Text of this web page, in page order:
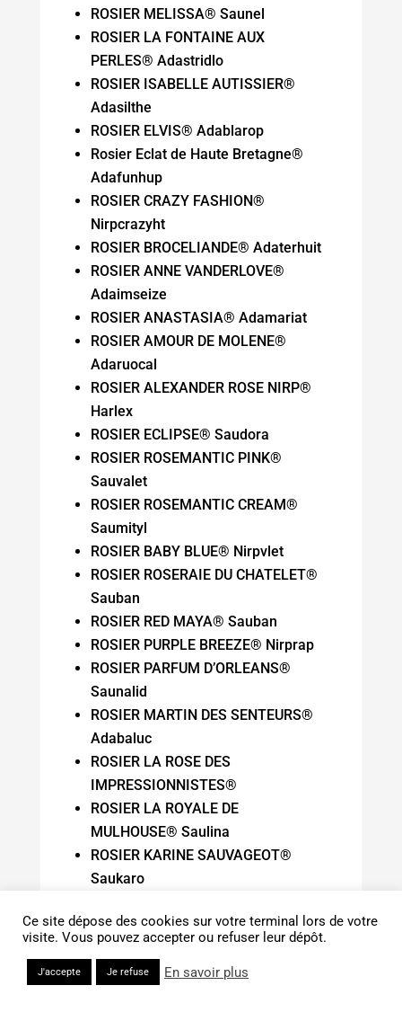
ROSIER MELISSA® Saunel
ROSIER LA FONTAINE AUX
PERLES® Adastridlo
ROSIER ISABELLE AUTISSIER®
Adasilthe
ROSIER ELVIS® Adablarop
Rosier Eclat de Haute Bretagne®
Adafunhup
ROSIER CRAZY FASHION®
Nirpcrazyht
ROSIER BROCELIANDE® Adaterhuit
ROSIER ANNE VANDERLOVE®
Adaimseize
ROSIER ANASTASIA® Adamariat
ROSIER AMOUR DE MOLENE®
Adaruocal
ROSIER ALEXANDER ROSE NIRP®
Harlex
ROSIER ECLIPSE® Saudora
ROSIER ROSEMANTIC PINK®
Sauvalet
ROSIER ROSEMANTIC CREAM®
Saumityl
ROSIER BABY BLUE® Nirpvlet
ROSIER ROSERAIE DU CHATELET®
Sauban
ROSIER RED MAYA® Sauban
ROSIER PURPLE BREEZE® Nirprap
ROSIER PARFUM D’ORLEANS®
Saunalid
ROSIER MARTIN DES SENTEURS®
Adabaluc
ROSIER LA ROSE DES
IMPRESSIONNISTES®
ROSIER LA ROYALE DE
MULHOUSE® Saulina
ROSIER KARINE SAUVAGEOT®
Saukaro
ROSIER FRENESIE®Adarifer
ROSIER COCARDE® Sauvamar
ROSIER VOLARE® Adalinalu
Ce site dépose des cookies sur votre terminal lors de votre
visite. Vous pouvez accepter ou refuser leur dépôt.
J'accepte Je refuse En savoir plus